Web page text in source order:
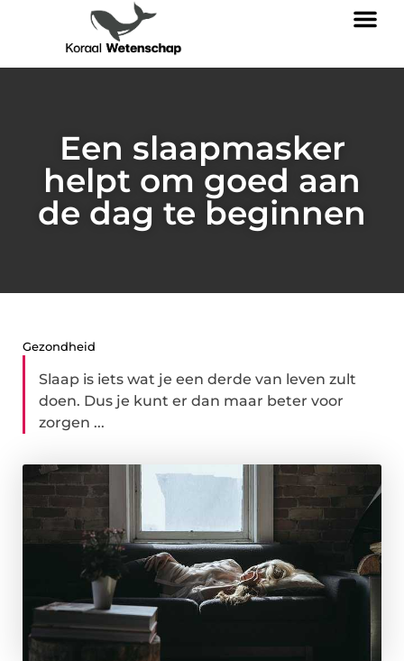
Een slaapmasker
helpt om goed aan
de dag te beginnen
Gezondheid
Slaap is iets wat je een derde van leven zult
doen. Dus je kunt er dan maar beter voor
zorgen ...